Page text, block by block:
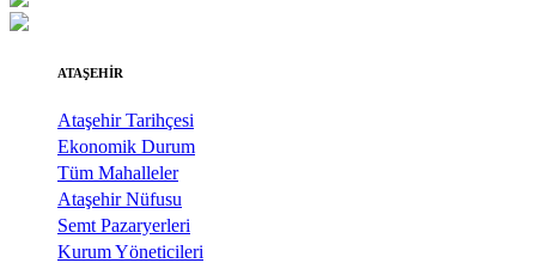
ATAŞEHİR
Ataşehir Tarihçesi
Ekonomik Durum
Tüm Mahalleler
Ataşehir Nüfusu
Semt Pazaryerleri
Kurum Yöneticileri